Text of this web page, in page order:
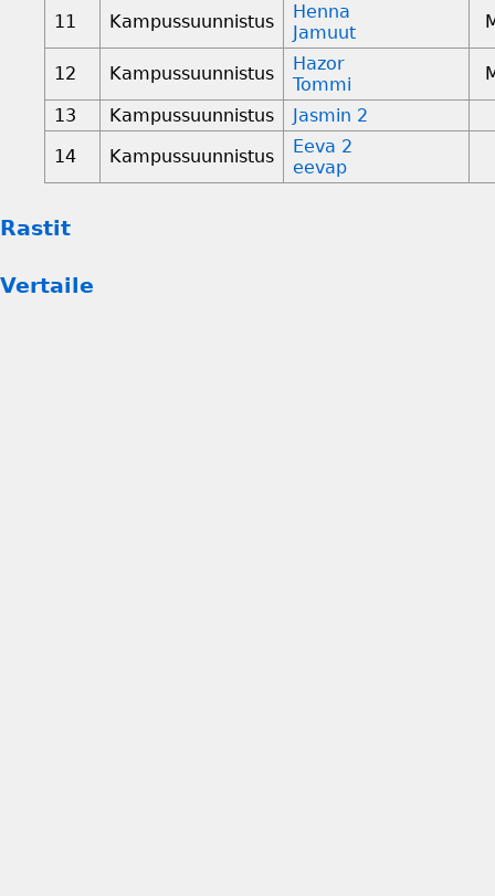
11 Kampussuunnistus
Henna
Jamuut
12 Kampussuunnistus
Hazor
Tommi
13
Kampussuunnistus
Jasmin 2
14
Kampussuunnistus
Eeva 2
eevap
Rastit
Vertaile